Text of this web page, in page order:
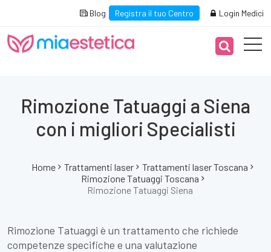
Blog Registra il tuo Centro Login Medici
Rimozione Tatuaggi a Siena
con i migliori Specialisti
Home Trattamenti laser
Trattamenti laser Toscana
Rimozione Tatuaggi Toscana
Rimozione Tatuaggi Siena
Rimozione Tatuaggi è un trattamento che richiede
competenze specifiche e una valutazione